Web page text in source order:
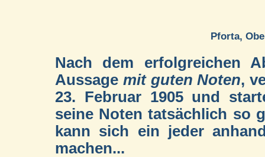
Pforta,
Nach dem erfolgreichen
Aussage mit guten Noten,
23. Februar 1905 und
seine Noten tatsächlich so
kann sich ein jeder
machen...